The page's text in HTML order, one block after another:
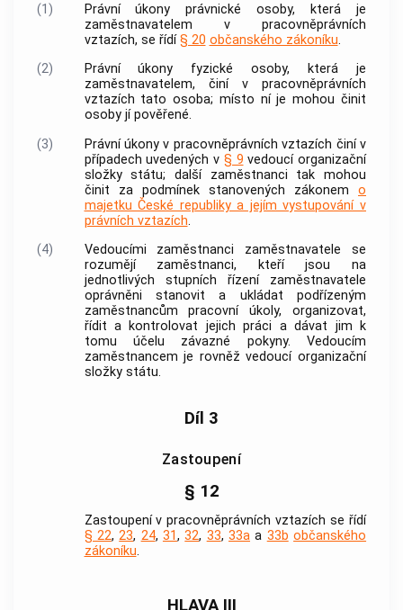
(1)
Právní úkony právnické osoby, která je
zaměstnavatelem v pracovněprávních
vztazích, se řídí§ 20 občanského zákoníku.
(2)
Právní úkony fyzické osoby, která je
zaměstnavatelem, činí v pracovněprávních
vztazích tato osoba; místo ní je mohou činit
osoby jí pověřené.
(3)
Právní úkony v pracovněprávních vztazích činí v
případech uvedených v § 9 vedoucí organizační
složky státu; další zaměstnanci tak mohou
činit za podmínek stanovených zákonem o
majetku České republiky a jejím vystupování v
právních vztazích.
(4)
Vedoucími zaměstnanci zaměstnavatele se
rozumějí zaměstnanci, kteří jsou na
jednotlivých stupních řízení zaměstnavatele
oprávněni stanovit a ukládat podřízeným
zaměstnancům pracovní úkoly, organizovat,
řídit a kontrolovat jejich práci a dávat jim k
tomu účelu závazné pokyny. Vedoucím
zaměstnancem je rovněž vedoucí organizační
složky státu.
Díl 3
Zastoupení
§ 12
Zastoupení v pracovněprávních vztazích se řídí
§ 22,23, 24, 31,32, 33,33a a 33b občanského
zákoníku.
HLAVA III